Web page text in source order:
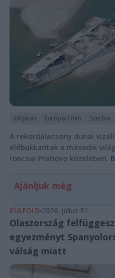
Időjárás Európai Unió Szerbia
A rekordalacsony dunai
előbukkantak a második
roncsai Prahovo közelében.
Ajánljuk még
KÜLFÖLD 2026. július 31.
Olaszország
egyezményt
válság miatt